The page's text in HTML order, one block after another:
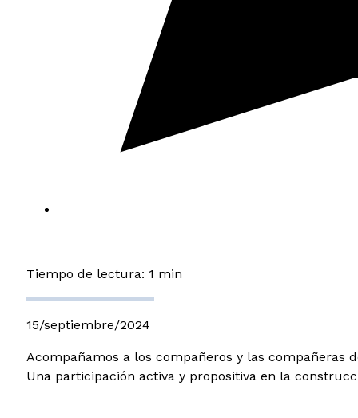
Tiempo de lectura: 1 min
15/septiembre/2024
Acompañamos a los compañeros y las compañeras
Una participación activa y propositiva en la